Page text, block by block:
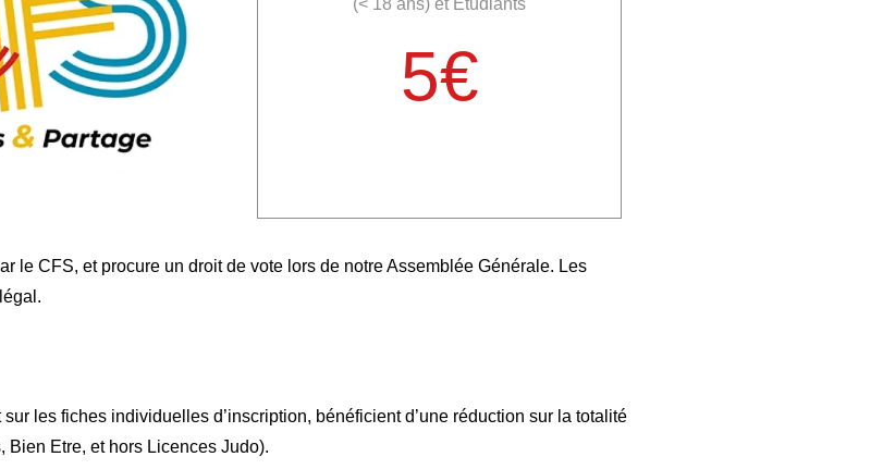
(< 18 ans) et Etudiants
5€
le CFS, et procure un droit de vote lors de notre Assemblée Générale. Les
les fiches individuelles d’inscription, bénéficient d’une réduction sur la totalité
Bien Etre, et hors Licences Judo).